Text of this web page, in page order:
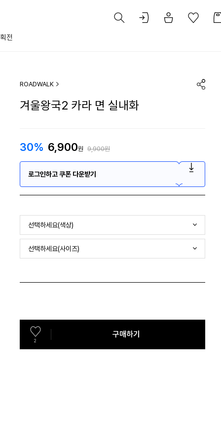
전
ROADWALK
겨울왕국2 카라 면 실내화
30% 6,900원 9,900원
로그인하고 쿠폰 다운받기
선택하세요(색상)
선택하세요(사이즈)
2
구매하기